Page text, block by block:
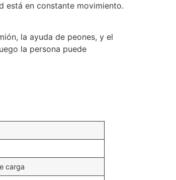
está en constante movimiento.
la ayuda de peones, y el
la persona puede
carga